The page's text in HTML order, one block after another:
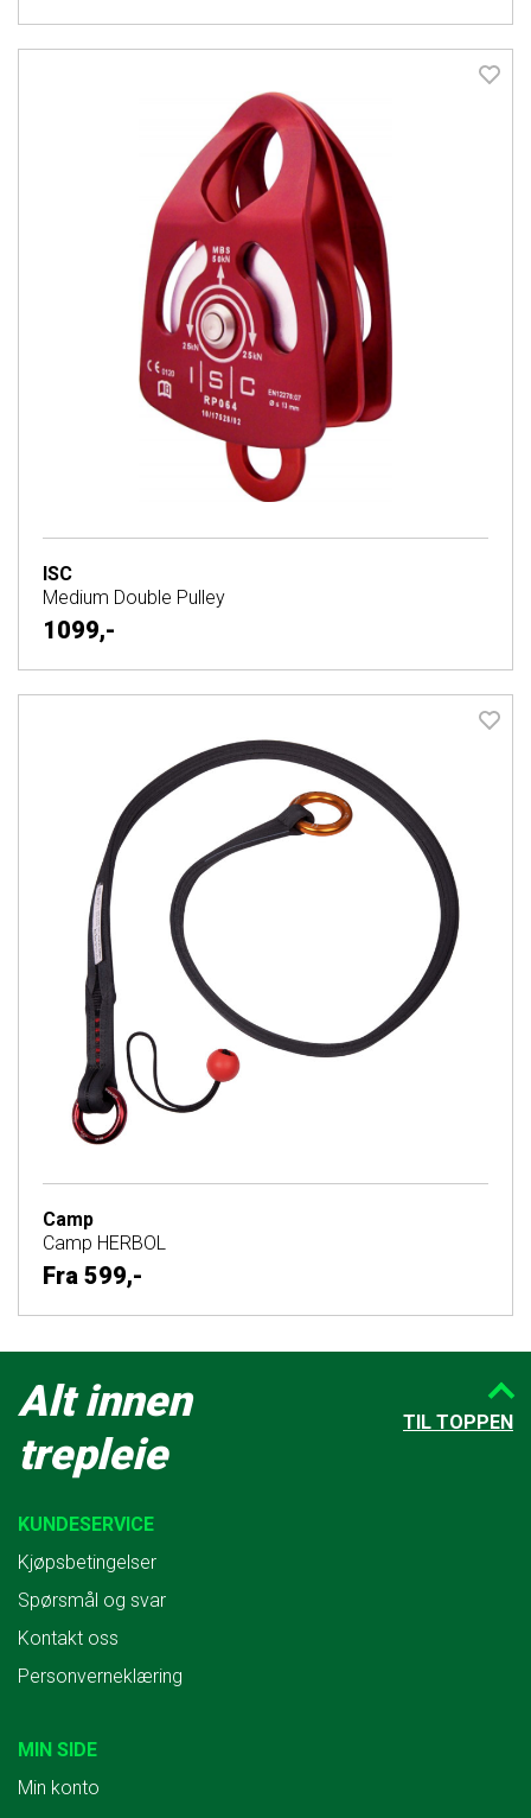
ISC
Medium Double Pulley
1099,-
Camp
Camp HERBOL
Fra 599,-
Alt innen
trepleie
KUNDESERVICE
Kjøpsbetingelser
Spørsmål og svar
Kontakt oss
Personverneklæring
MIN SIDE
Min konto
TIL TOPPEN